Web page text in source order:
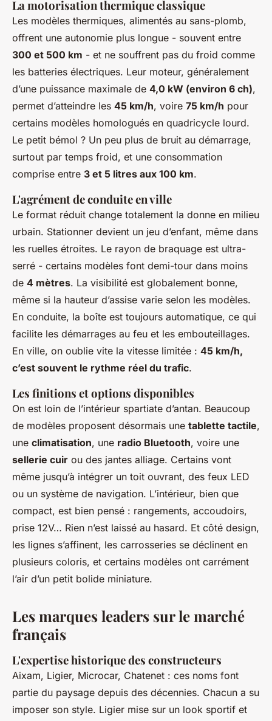
La motorisation thermique classique
Les modèles thermiques, alimentés au sans-plomb,
offrent une autonomie plus longue - souvent entre
300 et 500 km - et ne souffrent pas du froid comme
les batteries électriques. Leur moteur, généralement
d’une puissance maximale de 4,0 kW (environ 6 ch),
permet d’atteindre les 45 km/h, voire 75 km/h pour
certains modèles homologués en quadricycle lourd.
Le petit bémol ? Un peu plus de bruit au démarrage,
surtout par temps froid, et une consommation
comprise entre 3 et 5 litres aux 100 km.
L'agrément de conduite en ville
Le format réduit change totalement la donne en milieu
urbain. Stationner devient un jeu d’enfant, même dans
les ruelles étroites. Le rayon de braquage est ultra-
serré - certains modèles font demi-tour dans moins
de 4 mètres. La visibilité est globalement bonne,
même si la hauteur d’assise varie selon les modèles.
En conduite, la boîte est toujours automatique, ce qui
facilite les démarrages au feu et les embouteillages.
En ville, on oublie vite la vitesse limitée : 45 km/h,
c’est souvent le rythme réel du trafic.
Les finitions et options disponibles
On est loin de l’intérieur spartiate d’antan. Beaucoup
de modèles proposent désormais une tablette tactile,
une climatisation, une radio Bluetooth, voire une
sellerie cuir ou des jantes alliage. Certains vont
même jusqu’à intégrer un toit ouvrant, des feux LED
ou un système de navigation. L’intérieur, bien que
compact, est bien pensé : rangements, accoudoirs,
prise 12V… Rien n’est laissé au hasard. Et côté design,
les lignes s’affinent, les carrosseries se déclinent en
plusieurs coloris, et certains modèles ont carrément
l’air d’un petit bolide miniature.
Les marques leaders sur le marché
français
L'expertise historique des constructeurs
Aixam, Ligier, Microcar, Chatenet : ces noms font
partie du paysage depuis des décennies. Chacun a su
imposer son style. Ligier mise sur un look sportif et